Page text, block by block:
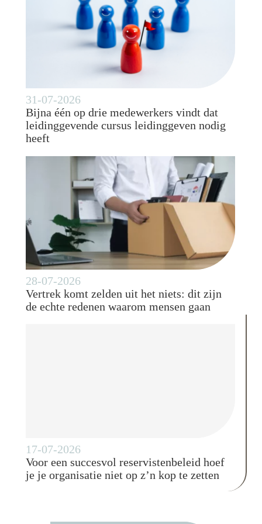
31-07-2026
Bijna één op drie medewerkers vindt dat
leidinggevende cursus leidinggeven nodig
heeft
28-07-2026
Vertrek komt zelden uit het niets: dit zijn
de echte redenen waarom mensen gaan
17-07-2026
Voor een succesvol reservistenbeleid hoef
je je organisatie niet op z’n kop te zetten